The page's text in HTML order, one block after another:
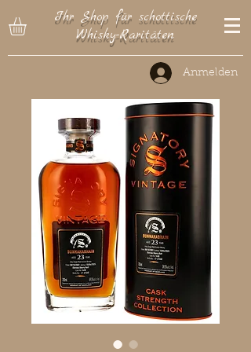
Ihr Shop für schottische
Whisky-Raritäten
Anmelden